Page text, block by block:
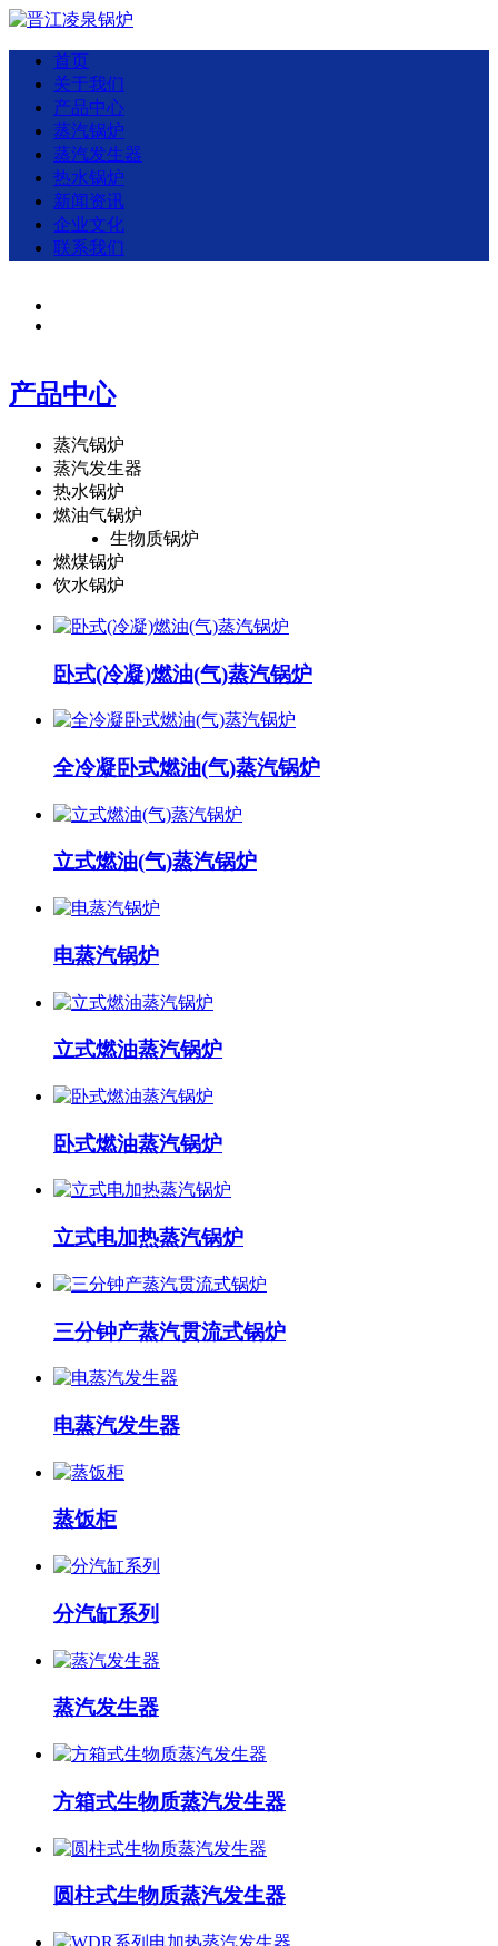
首页
关于我们
产品中心
蒸汽锅炉
蒸汽发生器
热水锅炉
新闻资讯
企业文化
联系我们
产品中心
蒸汽锅炉
蒸汽发生器
热水锅炉
燃油气锅炉
生物质锅炉
燃煤锅炉
饮水锅炉
卧式(冷凝)燃油(气)蒸汽锅炉
全冷凝卧式燃油(气)蒸汽锅炉
立式燃油(气)蒸汽锅炉
电蒸汽锅炉
立式燃油蒸汽锅炉
卧式燃油蒸汽锅炉
立式电加热蒸汽锅炉
三分钟产蒸汽贯流式锅炉
电蒸汽发生器
蒸饭柜
分汽缸系列
蒸汽发生器
方箱式生物质蒸汽发生器
圆柱式生物质蒸汽发生器